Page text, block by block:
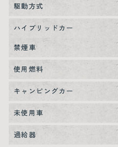
駆動方式
ハイブリッドカー
禁煙車
使用燃料
キャンピングカー
未使用車
過給器